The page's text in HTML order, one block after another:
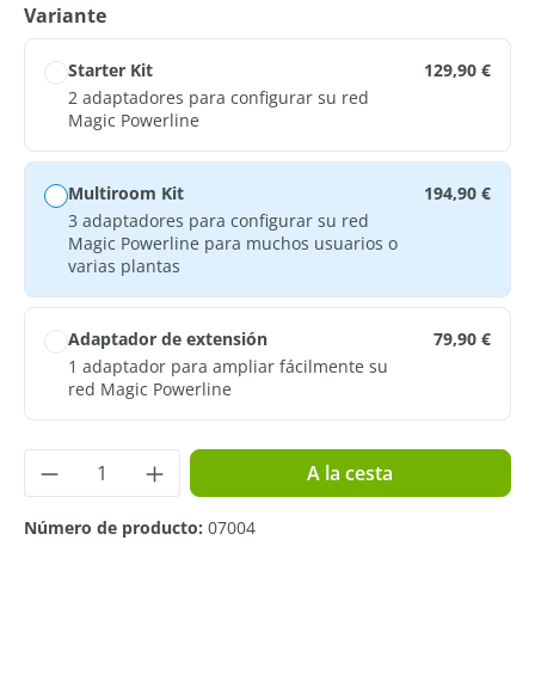
Seleccione
Variante
Starter Kit
2 adaptadores para configurar su red
Magic Powerline
129,90 €
Multiroom Kit
3 adaptadores para configurar su red
Magic Powerline para muchos usuarios o
varias plantas
194,90 €
Adaptador de extensión
1 adaptador para ampliar fácilmente su
red Magic Powerline
79,90 €
Cantidad del producto: introduce la
A la cesta
Número de producto: 07004